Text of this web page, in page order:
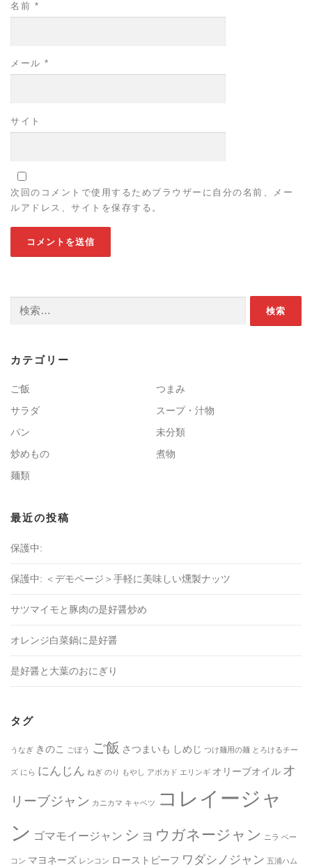
名前 *
メール *
サイト
次回のコメントで使用するためブラウザーに自分の名前、メー
ルアドレス、サイトを保存する。
検索:
カテゴリー
ご飯
つまみ
サラダ
スープ・汁物
パン
未分類
炒めもの
煮物
麺類
最近の投稿
保護中:
保護中: ＜デモページ＞手軽に美味しい燻製ナッツ
サツマイモと豚肉の是好醤炒め
オレンジ白菜鍋に是好醤
是好醤と大葉のおにぎり
タグ
うなぎ きのこ ごぼう ご飯 さつまいも しめじ つけ麺用の麺 とろけるチー
ズ にら にんじん ねぎ のり もやし アボカド エリンギ オリーブオイル オ
リーブジャン カニカマ キャベツ
コレイージャ
ン ゴマモイージャン ショウガネージャン ニラ ベー
コン マヨネーズ レンコン ローストビーフ ワダシノジャン 五浦ハム